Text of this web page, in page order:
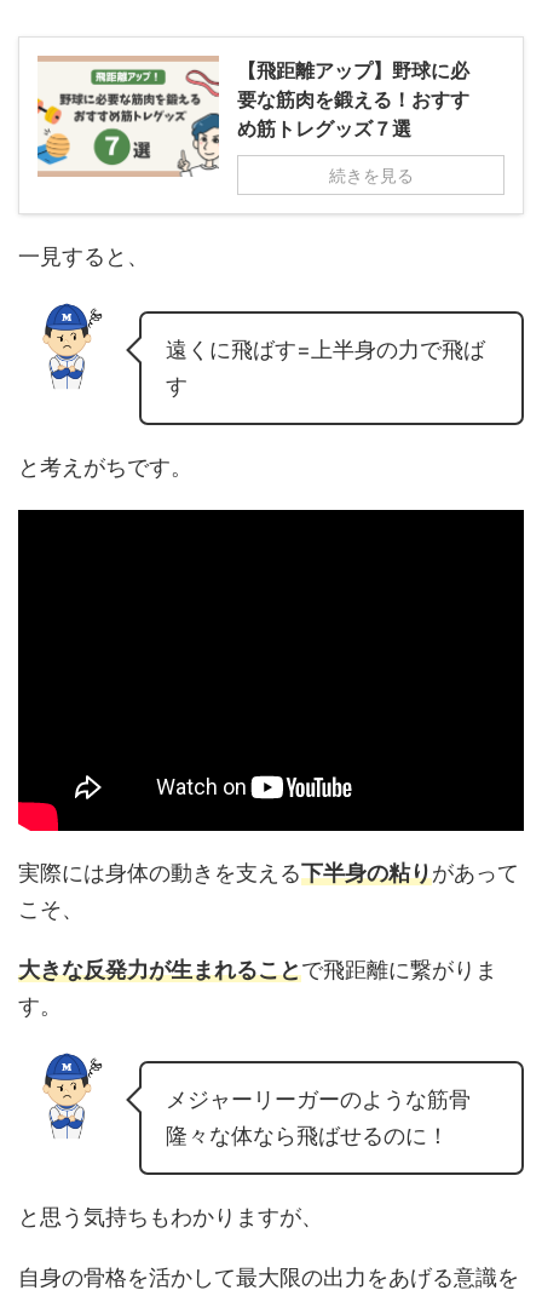
【飛距離アップ】野球に必
要な筋肉を鍛える！おすす
め筋トレグッズ７選
続きを見る
一見すると、
遠くに飛ばす=上半身の力で飛ば
す
と考えがちです。
実際には身体の動きを支える下半身の粘りがあって
こそ、
大きな反発力が生まれることで飛距離に繋がりま
す。
メジャーリーガーのような筋骨
隆々な体なら飛ばせるのに！
と思う気持ちもわかりますが、
自身の骨格を活かして最大限の出力をあげる意識を